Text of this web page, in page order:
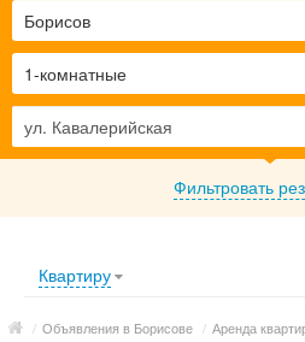
1-комнатные
Борисов
Фильтровать
Квартиру
/ Объявления в Борисове / Аренда